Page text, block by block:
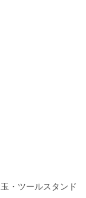
・ツールスタンド